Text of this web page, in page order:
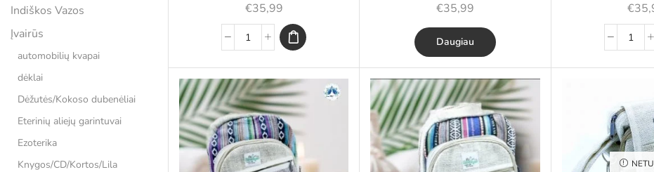
€35,99 €35,99
Daugiau
€
Indiškos Vazos
Įvairūs
automobilių kvapai
dėklai
Dėžutės/Kokoso dubenėliai
Eterinių aliejų garintuvai
Ezoterika
Knygos/CD/Kortos/Lila